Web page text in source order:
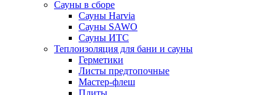
Сауны в сборе
Cауны Harvia
Сауны SAWO
Сауны ИТС
Теплоизоляция для бани и сауны
Герметики
Листы предтопочные
Мастер-флеш
Плиты